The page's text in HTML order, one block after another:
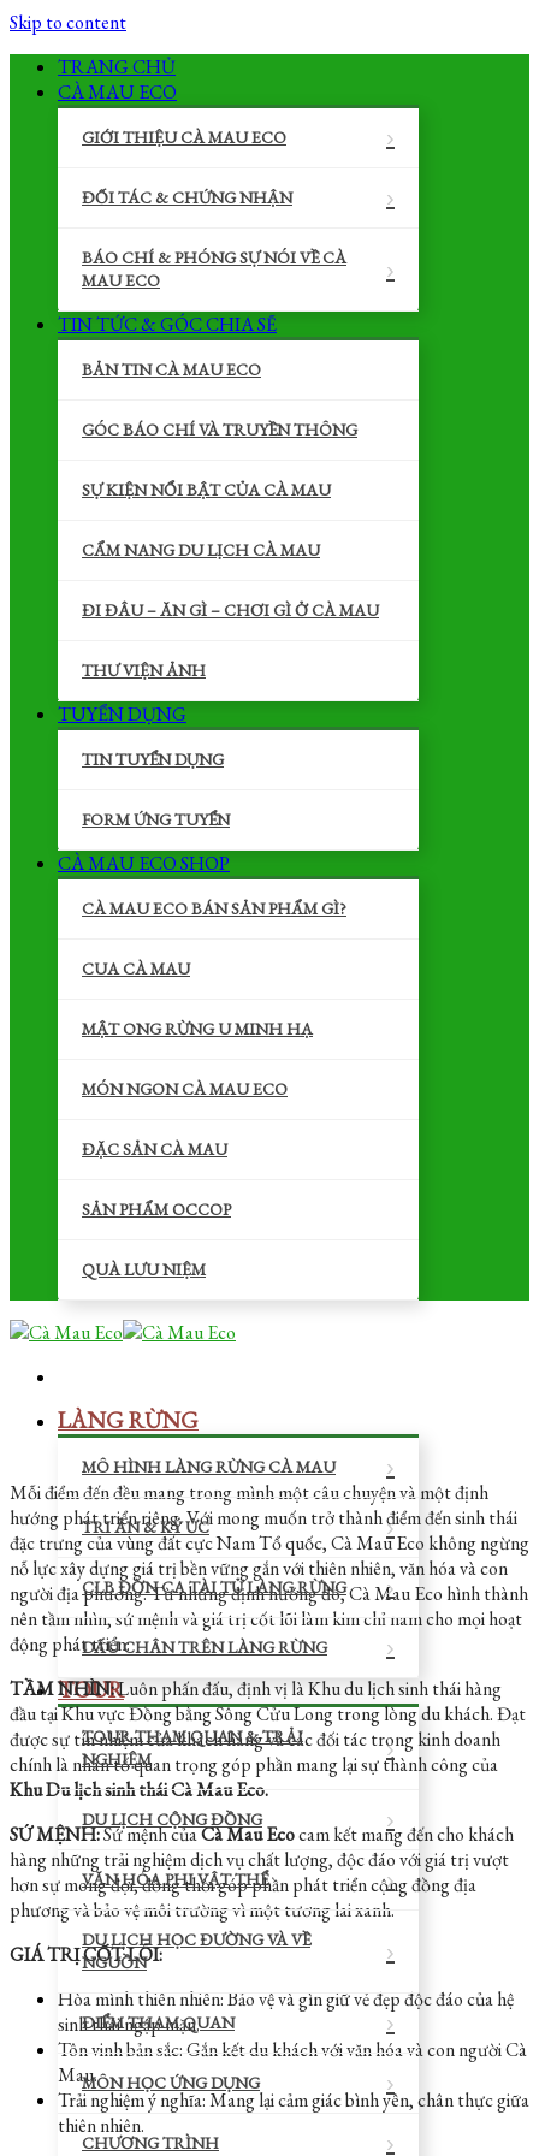
Skip to content
TRANG CHỦ
CÀ MAU ECO
GIỚI THIỆU CÀ MAU ECO
ĐỐI TÁC & CHỨNG NHẬN
BÁO CHÍ & PHÓNG SỰ NÓI VỀ CÀ
MAU ECO
TIN TỨC & GÓC CHIA SẼ
BẢN TIN CÀ MAU ECO
GÓC BÁO CHÍ VÀ TRUYỀN THÔNG
SỰ KIỆN NỔI BẬT CỦA CÀ MAU
CẨM NANG DU LỊCH CÀ MAU
ĐI ĐÂU – ĂN GÌ – CHƠI GÌ Ở CÀ MAU
THƯ VIỆN ẢNH
TUYỂN DỤNG
TIN TUYỂN DỤNG
FORM ỨNG TUYỂN
CÀ MAU ECO SHOP
CÀ MAU ECO BÁN SẢN PHẨM GÌ?
CUA CÀ MAU
MẬT ONG RỪNG U MINH HẠ
MÓN NGON CÀ MAU ECO
ĐẶC SẢN CÀ MAU
SẢN PHẨM OCCOP
QUÀ LƯU NIỆM
LÀNG RỪNG
MÔ HÌNH LÀNG RỪNG CÀ MAU
TRI ÂN & KÝ ỨC
CLB ĐỜN CA TÀI TỬ LÀNG RỪNG
DẤU CHÂN TRÊN LÀNG RỪNG
TOUR
TOUR THAM QUAN & TRẢI
NGHIỆM
DU LỊCH CỘNG ĐỒNG
VĂN HÓA PHI VẬT THỂ
DU LỊCH HỌC ĐƯỜNG VÀ VỀ
NGUỒN
ĐIỂM THAM QUAN
MÔN HỌC ỨNG DỤNG
CHƯƠNG TRÌNH
Mỗi điểm đến đều mang trong mình một câu chuyện và một định
hướng phát triển riêng. Với mong muốn trở thành điểm đến sinh thái
đặc trưng của vùng đất cực Nam Tổ quốc, Cà Mau Eco không ngừng
nỗ lực xây dựng giá trị bền vững gắn với thiên nhiên, văn hóa và con
người địa phương. Từ những định hướng đó, Cà Mau Eco hình thành
nên tầm nhìn, sứ mệnh và giá trị cốt lõi làm kim chỉ nam cho mọi hoạt
động phát triển:
TẦM NHÌN:Luôn phấn đấu, định vị là Khu du lịch sinh thái hàng
đầu tại Khu vực Đồng bằng Sông Cửu Long trong lòng du khách. Đạt
được sự tín nhiệm của khách hàng và các đối tác trong kinh doanh
chính là nhân tố quan trọng góp phần mang lại sự thành công của
Khu Du lịch sinh thái Cà Mau Eco.
SỨ MỆNH:Sứ mệnh củaCà Mau Ecocam kết mang đến cho khách
hàng những trải nghiệm dịch vụ chất lượng, độc đáo với giá trị vượt
hơn sự mong đợi, đồng thời góp phần phát triển cộng đồng địa
phương và bảo vệ môi trường vì một tương lai xanh.
GIÁ TRỊ CỐT LÕI:
Hòa mình thiên nhiên: Bảo vệ và gìn giữ vẻ đẹp độc đáo của hệ
sinh thái ngập mặn.
Tôn vinh bản sắc: Gắn kết du khách với văn hóa và con người Cà
Mau.
Trải nghiệm ý nghĩa: Mang lại cảm giác bình yên, chân thực giữa
thiên nhiên.